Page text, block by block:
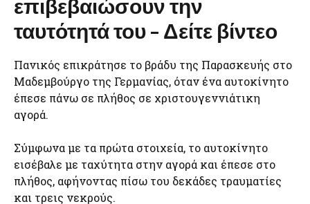
επιβεβαιώσουν την
ταυτότητά του – Δείτε βίντεο
Πανικός επικράτησε το βράδυ της Παρασκευής στο
Μαδεμβούργο της Γερμανίας, όταν ένα αυτοκίνητο
έπεσε πάνω σε πλήθος σε χριστουγεννιάτικη
αγορά.
Σύμφωνα με τα πρώτα στοιχεία, το αυτοκίνητο
εισέβαλε με ταχύτητα στην αγορά και έπεσε στο
πλήθος, αφήνοντας πίσω του δεκάδες τραυματίες
και τρεις νεκρούς.